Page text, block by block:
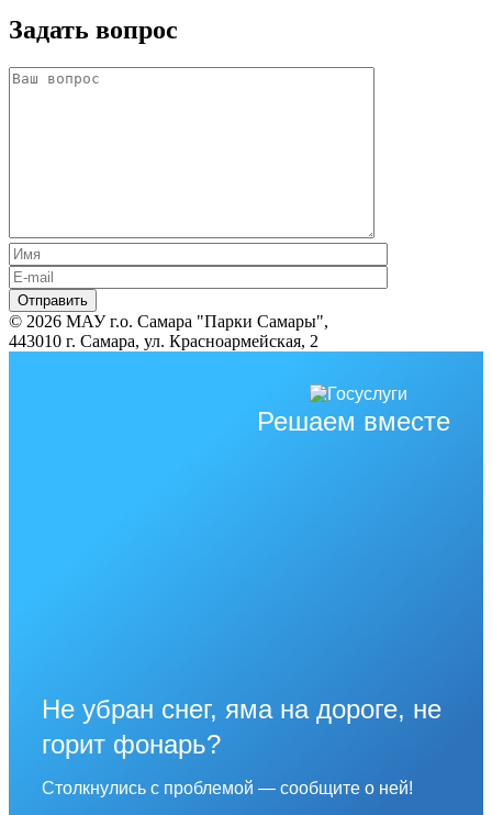
Задать вопрос
© 2026 МАУ г.о. Самара "Парки Самары",
443010 г. Самара, ул. Красноармейская, 2
Решаем вместе
Не убран снег, яма на дороге, не
горит фонарь?
Столкнулись с проблемой — сообщите о ней!